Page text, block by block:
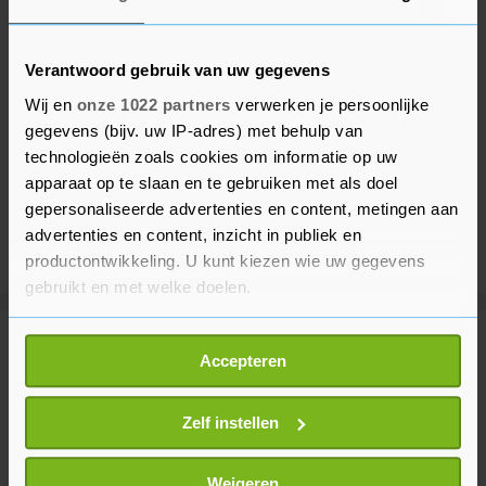
Verantwoord gebruik van uw gegevens
Wij en onze 1022 partners verwerken je persoonlijke
gegevens (bijv. uw IP-adres) met behulp van
technologieën zoals cookies om informatie op uw
apparaat op te slaan en te gebruiken met als doel
gepersonaliseerde advertenties en content, metingen aan
advertenties en content, inzicht in publiek en
productontwikkeling. U kunt kiezen wie uw gegevens
gebruikt en met welke doelen.
Als u het toestaat, willen we ook graag:
Informatie verzamelen over uw geografische
locatie, die tot een paar meter nauwkeurig kan zijn
Uw apparaat identificeren door het actief te
scannen op specifieke eigenschappen (fingerprinting)
Lees meer over hoe uw persoonlijke gegevens worden
Accepteren
Zelf instellen
Bosz zag 'slecht' PSV in
openingsduel tegen Fortuna